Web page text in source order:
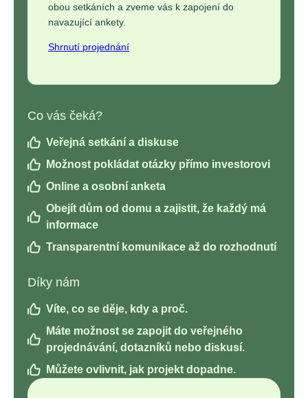
obou setkáních a zveme vás k zapojení do
navazující ankety.
Shrnutí projednání
Co vás čeká?
Veřejná setkání a diskuse
Možnost pokládat otázky přímo investorovi
Online a osobní anketa
Obejít dům od domu a zajistit, že každý má
informace
Transparentní komunikace až do rozhodnutí
Díky nám
Víte, co se děje, kdy a proč.
Máte možnost se zapojit do veřejného
projednávání, dotazníků nebo diskusí.
Můžete ovlivnit, jak projekt dopadne.